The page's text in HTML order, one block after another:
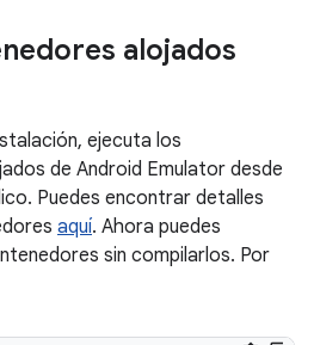
alojados
ejecuta los
de Android Emulator desde
Puedes encontrar detalles
aquí. Ahora puedes
sin compilarlos. Por